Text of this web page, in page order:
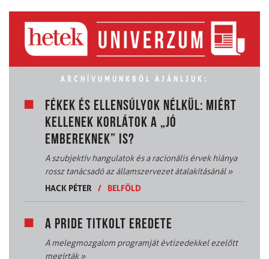
ARCHÍVUMUNKBÓL AJÁNLJUK:
FÉKEK ÉS ELLENSÚLYOK NÉLKÜL: MIÉRT
KELLENEK KORLÁTOK A „JÓ
EMBEREKNEK” IS?
A szubjektív hangulatok és a racionális érvek hiánya
rossz tanácsadó az államszervezet átalakításánál»
HACK PÉTER
/ BELFÖLD
A PRIDE TITKOLT EREDETE
A melegmozgalom programját évtizedekkel ezelőtt
megírták»